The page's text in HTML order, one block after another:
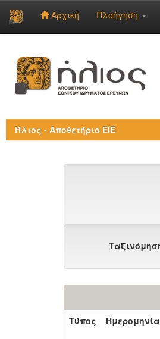
navigation
Αρχική Πλοήγηση
Ήλιος - Αποθετήριο ΕΙΕ
Τύπος
Ημερομηνία